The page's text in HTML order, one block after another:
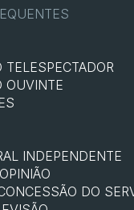
TELESPECTADOR
OUVINTE
INDEPENDENTE
DO